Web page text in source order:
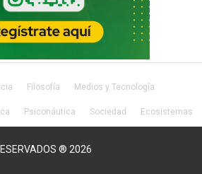
Filosofía Medios y Tecnología
Psiconáutica Sociedad Ecosistemas
® 2026